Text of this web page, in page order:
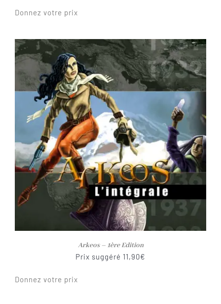
Donnez votre prix
Arkeos – 1ère Edition
Prix suggéré 11,90€
Donnez votre prix